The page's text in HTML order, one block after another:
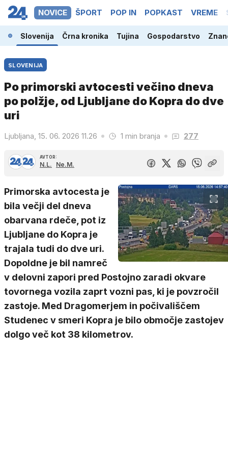
NOVICE ŠPORT POP IN POPKAST VREME
Slovenija Črna kronika Tujina Gospodarstvo
SLOVENIJA
Po primorski avtocesti večino dneva
po polžje, od Ljubljane do Kopra do dve
uri
Ljubljana, 15. 06. 2026 11.26 1 min branja 277
AVTOR:
N.L. Ne.M.
Primorska avtocesta je
bila večji del dneva
obarvana rdeče, pot iz
Ljubljane do Kopra je
trajala tudi do dve uri.
Dopoldne je bil namreč
v delovni zapori pred Postojno zaradi okvare
tovornega vozila zaprt vozni pas, ki je povzročil
zastoje. Med Dragomerjem in počivališčem
Studenec v smeri Kopra je bilo območje zastojev
dolgo več kot 38 kilometrov.